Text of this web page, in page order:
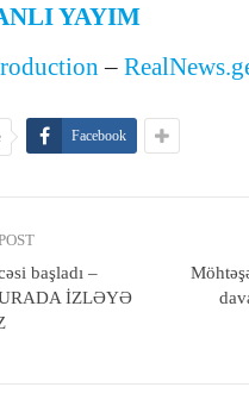
YAYIM
–
Facebook
başladı –
İZLƏYƏ